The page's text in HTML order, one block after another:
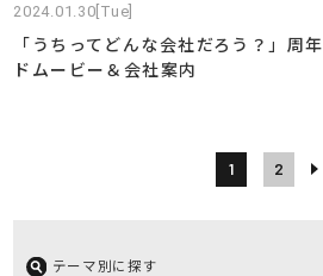
2024.01.30[Tue]
「うちってどんな会社だろう？」周
ドムービー＆会社案内
1 2
テーマ別に探す